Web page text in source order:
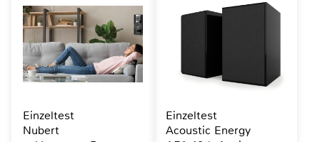
Einzeltest
Nubert
Einzeltest
Acoustic Energy